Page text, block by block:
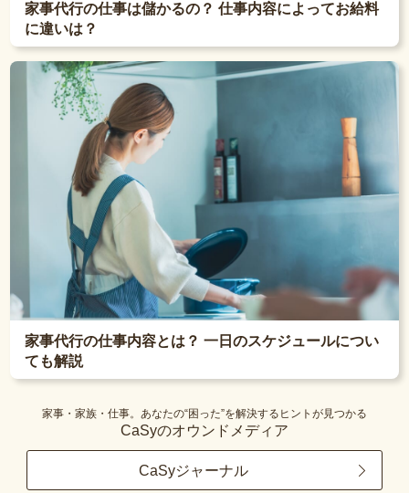
家事代行の仕事は儲かるの？ 仕事内容によってお給料
に違いは？
家事代行の仕事内容とは？ 一日のスケジュールについ
ても解説
家事・家族・仕事。あなたの“困った”を解決するヒントが見つかる
CaSyのオウンドメディア
CaSyジャーナル